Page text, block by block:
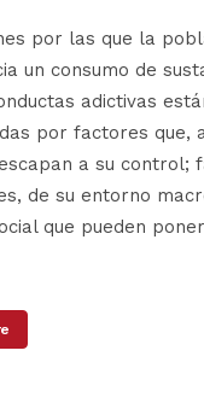
por las que la
un consumo de
adictivas
por factores que,
a su control;
de su entorno
que pueden